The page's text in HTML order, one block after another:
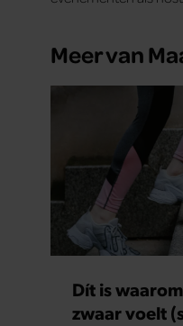
Meer van
Dít is
zwaar voelt